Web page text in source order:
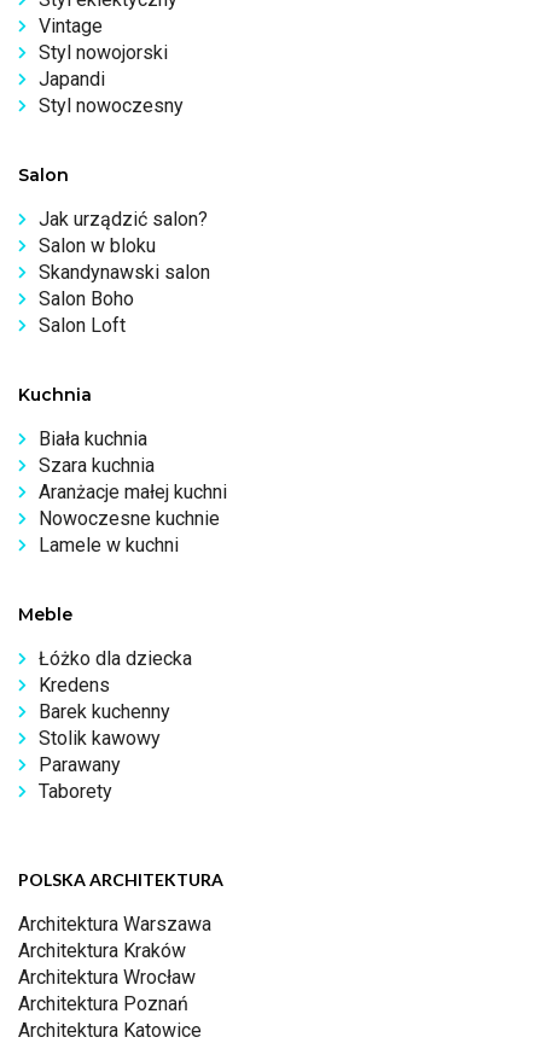
Vintage
Styl nowojorski
Japandi
Styl nowoczesny
Salon
Jak urządzić salon?
Salon w bloku
Skandynawski salon
Salon Boho
Salon Loft
Kuchnia
Biała kuchnia
Szara kuchnia
Aranżacje małej kuchni
Nowoczesne kuchnie
Lamele w kuchni
Meble
Łóżko dla dziecka
Kredens
Barek kuchenny
Stolik kawowy
Parawany
Taborety
POLSKA ARCHITEKTURA
Architektura Warszawa
Architektura Kraków
Architektura Wrocław
Architektura Poznań
Architektura Katowice